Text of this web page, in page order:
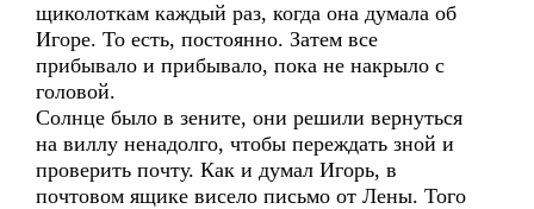
щиколоткам каждый раз, когда она думала об
Игоре. То есть, постоянно. Затем все
прибывало и прибывало, пока не накрыло с
головой.
Солнце было в зените, они решили вернуться
на виллу ненадолго, чтобы переждать зной и
проверить почту. Как и думал Игорь, в
почтовом ящике висело письмо от Лены. Того